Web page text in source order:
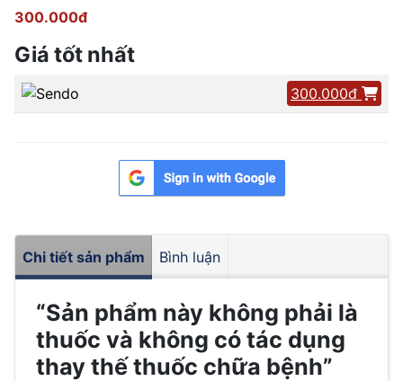
300.000đ
Giá tốt nhất
300.000đ
Chi tiết sản phẩm Bình luận
“Sản phẩm này không phải là
thuốc và không có tác dụng
thay thế thuốc chữa bệnh”